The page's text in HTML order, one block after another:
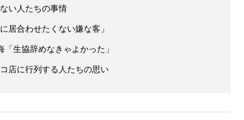
い人たちの事情
居合わせたくない嫌な客」
生協辞めなきゃよかった」
店に行列する人たちの思い